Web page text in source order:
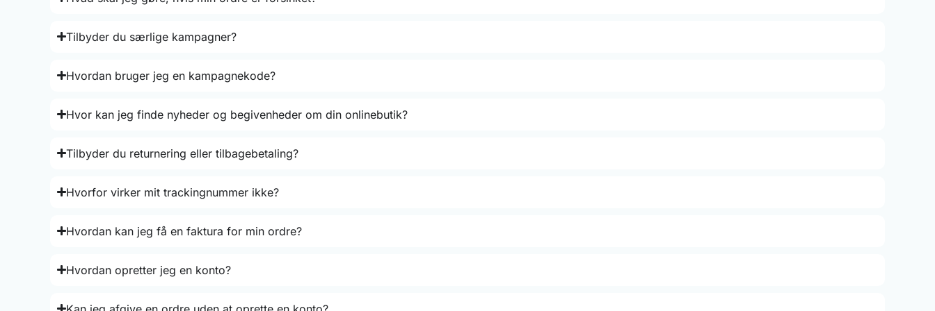
Tilbyder du særlige kampagner?
Hvordan bruger jeg en kampagnekode?
Hvor kan jeg finde nyheder og begivenheder om din onlinebutik?
Tilbyder du returnering eller tilbagebetaling?
Hvorfor virker mit trackingnummer ikke?
Hvordan kan jeg få en faktura for min ordre?
Hvordan opretter jeg en konto?